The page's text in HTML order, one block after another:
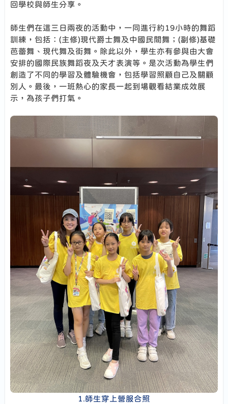
回學校與師生分享。
師生們在這三日兩夜的活動中，一同進行約19小時的舞蹈
訓練，包括：(主修)現代爵士舞及中國民間舞；(副修)基礎
芭蕾舞、現代舞及街舞。除此以外，學生亦有參與由大會
安排的國際民族舞蹈夜及天才表演等。是次活動為學生們
創造了不同的學習及體驗機會，包括學習照顧自己及關顧
別人。最後，一班熱心的家長一起到場觀看結業成效展
示，為孩子們打氣。
1.師生穿上營服合照